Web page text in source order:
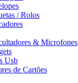
/ Rolos
& Microfones
Usb
de Cartões